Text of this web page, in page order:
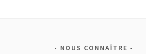
NOUS CONNAÎTRE